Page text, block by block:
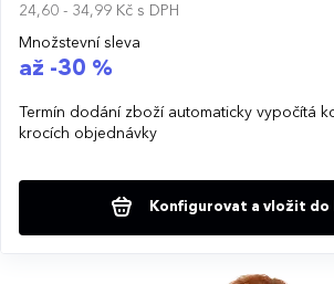
24,60 - 34,99 Kč s DPH
Množstevní sleva
až -30 %
Termín dodání zboží automaticky vypočítá
krocích objednávky
Konfigurovat a vložit do